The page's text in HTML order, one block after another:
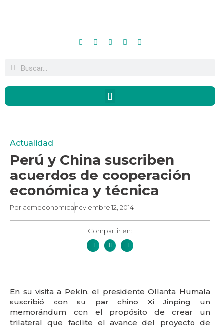
Actualidad
Perú y China suscriben
acuerdos de cooperación
económica y técnica
Por admeconomicanoviembre 12, 2014
Compartir en:
En su visita a Pekín, el presidente Ollanta Humala
suscribió con su par chino Xi Jinping un
memorándum con el propósito de crear un
trilateral que facilite el avance del proyecto de